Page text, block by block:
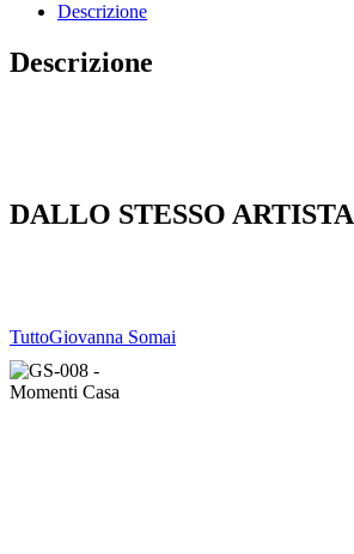
Descrizione
Descrizione
DALLO STESSO ARTISTA
TuttoGiovanna Somai